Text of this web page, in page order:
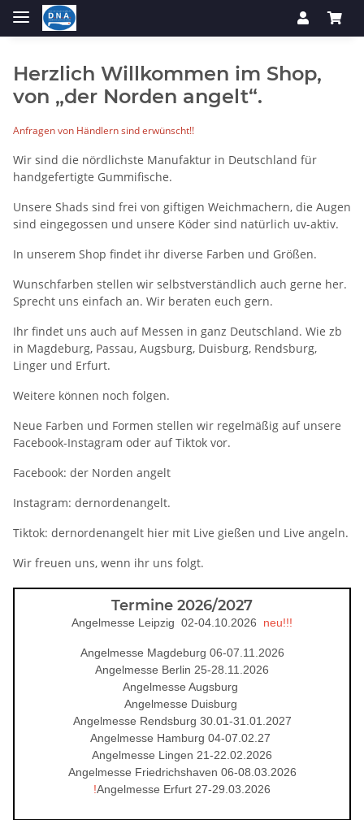
Herzlich Willkommen im Shop,
von „der Norden angelt“.
Anfragen von Händlern sind erwünscht!!
Wir sind die nördlichste Manufaktur in Deutschland für
handgefertigte Gummifische.
Unsere Shads sind frei von giftigen Weichmachern, die Augen
sind eingegossen und unsere Köder sind natürlich uv-aktiv.
In unserem Shop findet ihr diverse Farben und Größen.
Wunschfarben stellen wir selbstverständlich auch gerne her.
Sprecht uns einfach an. Wir beraten euch gern.
Ihr findet uns auch auf Messen in ganz Deutschland. Wie zb
in Magdeburg, Passau, Augsburg, Duisburg, Rendsburg,
Linger und Erfurt.
Weitere können noch folgen.
Neue Farben und Formen stellen wir regelmäßig auf unsere
Facebook-Instagram oder auf Tiktok vor.
Facebook: der Norden angelt
Instagram: dernordenangelt.
Tiktok: dernordenangelt hier mit Live gießen und Live angeln.
Wir freuen uns, wenn ihr uns folgt.
Termine 2026/2027
Angelmesse Leipzig 02-04.10.2026 neu!!!
Angelmesse Magdeburg 06-07.11.2026
Angelmesse Berlin 25-28.11.2026
Angelmesse Augsburg
Angelmesse Duisburg
Angelmesse Rendsburg 30.01-31.01.2027
Angelmesse Hamburg 04-07.02.27
Angelmesse Lingen 21-22.02.2026
Angelmesse Friedrichshaven 06-08.03.2026
!Angelmesse Erfurt 27-29.03.2026